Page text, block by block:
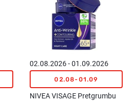
02.08.2026 - 01.09.2026
02.08-01.09
NIVEA VISAGE Pretgrumbu